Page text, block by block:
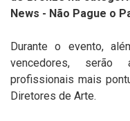
News - Não Pague o
Durante o evento,
vencedores, serão
profissionais mais
Diretores de Arte.